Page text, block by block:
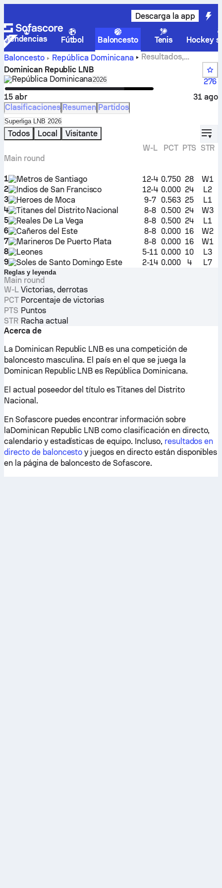
Descarga la app
Tendencias Fútbol Baloncesto Tenis
Hockey
Baloncesto
República Dominicana
Resultados,
clasificaciones, calendario y estadísticas de la Dominican
Republic LNB
Dominican Republic LNB
República DominicanaSelect season in unique
2026
276
15 abr
31 ago
Clasificaciones Resumen Partidos
Select standings table in tournament standings
Superliga LNB 2026
Todos Local Visitante
W-L
PCT PTS STR
Main round
1 Metros de Santiago 12-4 0.750 28
W1
2
Indios de San Francisco 12-4 0.000 24
L2
3
Heroes de Moca 9-7 0.563 25
L1
4
Titanes del Distrito Nacional 8-8 0.500 24
W3
5
Reales De La Vega 8-8 0.500 24
L1
6
Cañeros del Este 8-8 0.000 16
W2
7
Marineros De Puerto Plata 8-8 0.000 16
W1
8
Leones 5-11 0.000 10
L3
9
Soles de Santo Domingo Este 2-14 0.000 4 L7
Reglas y leyenda
Main round
W-L Victorias, derrotas
PCT Porcentaje de victorias
PTS Puntos
STR Racha actual
Acerca de
La Dominican Republic LNB es una competición de
baloncesto masculina. El país en el que se juega la
Dominican Republic LNB es República Dominicana.
El actual poseedor del título es Titanes del Distrito
Nacional.
En Sofascore puedes encontrar información sobre
laDominican Republic LNB como clasificación en directo,
calendario y estadísticas de equipo. Incluso, resultados en
directo de baloncesto y juegos en directo están disponibles
en la página de baloncesto de Sofascore.